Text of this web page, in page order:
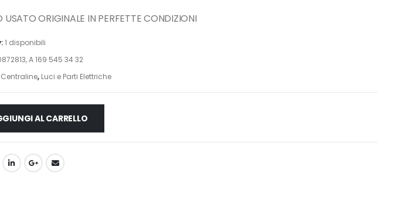
USATO ORIGINALE IN PERFETTE CONDIZIONI
1 disponibili
A 169 545 34 32
Centraline, Luci e Parti Elettriche
AL CARRELLO